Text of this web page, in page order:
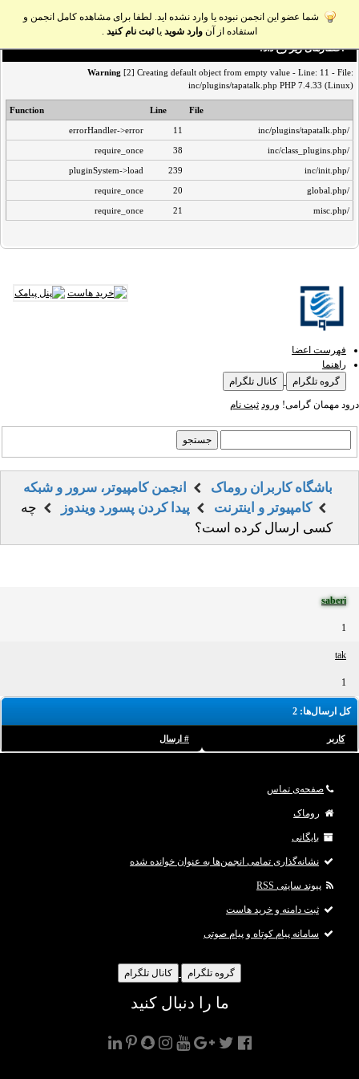
شما عضو این انجمن نبوده یا وارد نشده اید. لطفا برای مشاهده کامل انجمن و
استفاده از آن وارد شوید یاثبت نام کنید .
اخطار‌های زیر رخ داد:
Warning [2] Creating default object from empty value - Line: 11 - File:
inc/plugins/tapatalk.php PHP 7.4.33 (Linux)
File
Line
Function
/inc/plugins/tapatalk.php
11
errorHandler->error
/inc/class_plugins.php
38
require_once
/inc/init.php
239
pluginSystem->load
/global.php
20
require_once
/misc.php
21
require_once
فهرست اعضا
راهنما
گروه تلگرام
کانال تلگرام
درود مهمان گرامی! ورود ثبت نام
باشگاه کاربران روماک
انجمن کامپیوتر، سرور و شبکه
کامپیوتر و اینترنت
پیدا کردن پسورد ویندوز
چه
کسی ارسال کرده است؟
saberi
1
tak
1
کل ارسال‌ها: 2
کاربر # ارسال
صفحه‌ی تماس
روماک
بایگانی
نشانه‌گذاری تمامی انجمن‌ها به عنوان خوانده شده
پیوند سایتی RSS
ثبت دامنه و خرید هاست
سامانه پیام کوتاه و پیام صوتی
گروه تلگرام کانال تلگرام
ما را دنبال کنید